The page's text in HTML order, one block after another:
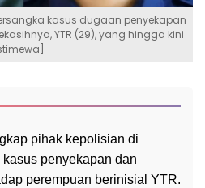
kasus dugaan penyekapan
YTR (29), yang hingga kini
pihak kepolisian di
penyekapan dan
perempuan berinisial YTR.